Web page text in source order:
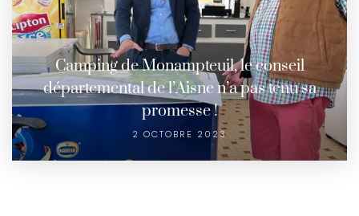
Camping de Monampteuil, le conseil
départemental de l’Aisne n’a pas tenu sa
promesse !
2 OCTOBRE 2023